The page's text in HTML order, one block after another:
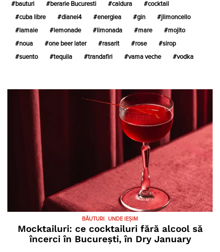
bauturi berarie Bucuresti caldura cocktail
cuba libre dianei4 energiea gin jlimoncello
lamaie lemonade limonada mare mojito
noua one beer later rasarit rose sirop
suento tequila trandafiri vama veche vodka
BĂUTURI UNDE IEȘIM
Mocktailuri: ce cocktailuri fără alcool să
încerci în București, în Dry January